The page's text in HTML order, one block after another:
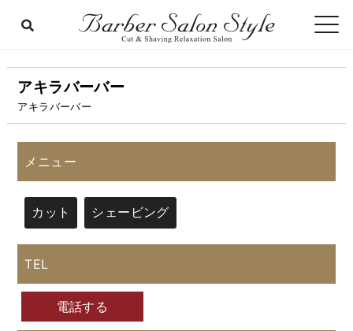
アキラバーバー
アキラバーバー
メニュー
カット シェービング
TEL
電話する